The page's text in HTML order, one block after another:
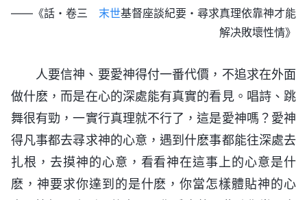
——《話・卷三 末世基督座談紀要・尋求真理依靠神才能
解决敗壞性情》
人要信神、要愛神得付一番代價，不追求在外面
做什麽，而是在心的深處能有真實的看見。唱詩、跳
舞很有勁，一實行真理就不行了，這是愛神嗎？愛神
得凡事都去尋求神的心意，遇到什麽事都能往深處去
扎根，去摸神的心意，看看神在這事上的心意是什
麽，神要求你達到的是什麽，你當怎樣體貼神的心